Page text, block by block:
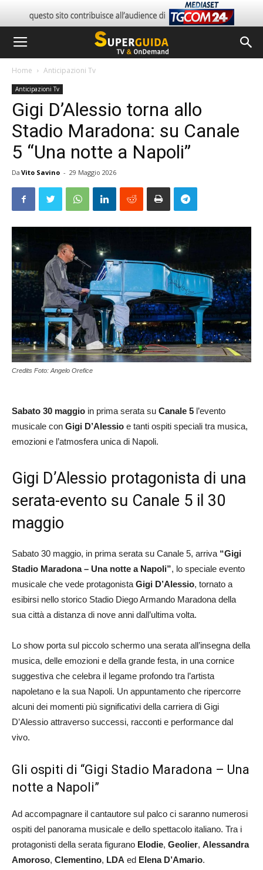
Home Anticipazioni Tv
Anticipazioni Tv
Gigi D’Alessio torna allo
Stadio Maradona: su Canale
5 “Una notte a Napoli”
Da Vito Savino - 29 Maggio 2026
Credits Foto: Angelo Orefice
Sabato 30 maggio in prima serata su Canale 5 l’evento
musicale con Gigi D’Alessio e tanti ospiti speciali tra musica,
emozioni e l’atmosfera unica di Napoli.
Gigi D’Alessio protagonista di una
serata-evento su Canale 5 il 30
maggio
Sabato 30 maggio, in prima serata su Canale 5, arriva “Gigi
Stadio Maradona – Una notte a Napoli”, lo speciale evento
musicale che vede protagonista Gigi D’Alessio, tornato a
esibirsi nello storico Stadio Diego Armando Maradona della
sua città a distanza di nove anni dall’ultima volta.
Lo show porta sul piccolo schermo una serata all’insegna della
musica, delle emozioni e della grande festa, in una cornice
suggestiva che celebra il legame profondo tra l’artista
napoletano e la sua Napoli. Un appuntamento che ripercorre
alcuni dei momenti più significativi della carriera di Gigi
D’Alessio attraverso successi, racconti e performance dal
vivo.
Gli ospiti di “Gigi Stadio Maradona – Una
notte a Napoli”
Ad accompagnare il cantautore sul palco ci saranno numerosi
ospiti del panorama musicale e dello spettacolo italiano. Tra i
protagonisti della serata figurano Elodie, Geolier, Alessandra
Amoroso, Clementino, LDA ed Elena D’Amario.